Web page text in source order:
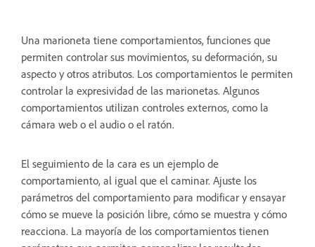
Una marioneta tiene comportamientos, funciones que
permiten controlar sus movimientos, su deformación, su
aspecto y otros atributos. Los comportamientos le permiten
controlar la expresividad de las marionetas. Algunos
comportamientos utilizan controles externos, como la
cámara web o el audio o el ratón.
El seguimiento de la cara es un ejemplo de
comportamiento, al igual que el caminar. Ajuste los
parámetros del comportamiento para modificar y ensayar
cómo se mueve la posición libre, cómo se muestra y cómo
reacciona. La mayoría de los comportamientos tienen